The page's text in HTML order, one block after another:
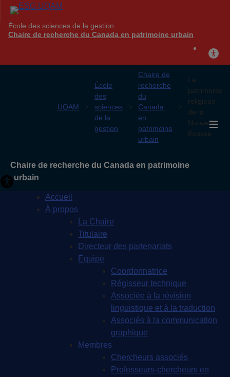
École des sciences de la gestion
Chaire de recherche du Canada en patrimoine urbain
UQAM
École
des
sciences
de la
gestion
Chaire de
recherche
du
Canada
en
patrimoine
urbain
Le
patrimoine
religieux
de la
Nouvelle-
Écosse
Chaire de recherche du Canada en patrimoine
urbain
Accueil
À propos
La Chaire
Titulaire
Directeur des partenariats
Équipe
Coordonnatrice
Régisseur technique
Associée à la révision
linguistique et à la traduction
Associés à la communication
graphique
Membres
Chercheurs associés
Professeurs-chercheurs en